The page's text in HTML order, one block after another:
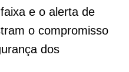
e o alerta de
o compromisso
dos